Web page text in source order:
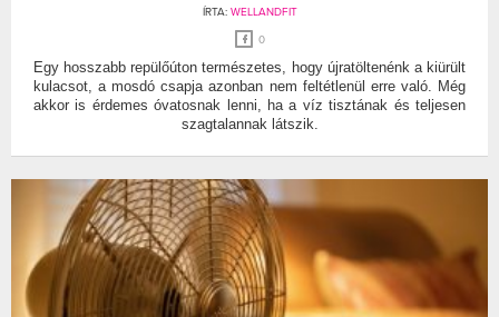
ÍRTA: WELLANDFIT
0
Egy hosszabb repülőúton természetes, hogy újratöltenénk a kiürült
kulacsot, a mosdó csapja azonban nem feltétlenül erre való. Még
akkor is érdemes óvatosnak lenni, ha a víz tisztának és teljesen
szagtalannak látszik.